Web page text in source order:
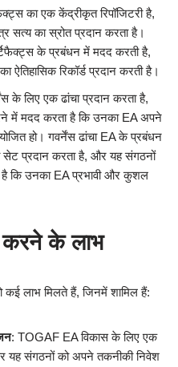
का एक केंद्रीकृत रिपॉजिटरी है,
का स्रोत प्रदान करता है।
के प्रबंधन में मदद करती है,
रिकॉर्ड प्रदान करती है।
के लिए एक ढांचा प्रदान करता है,
में मदद करता है कि उनका EA अपने
हो। गवर्नेंस ढांचा EA के प्रबंधन
प्रदान करता है, और यह संगठनों
कि उनका EA प्रभावी और कुशल
करने के लाभ
लाभ मिलते हैं, जिनमें शामिल हैं:
: TOGAF EA विकास के लिए एक
यह संगठनों को अपने तकनीकी निवेश